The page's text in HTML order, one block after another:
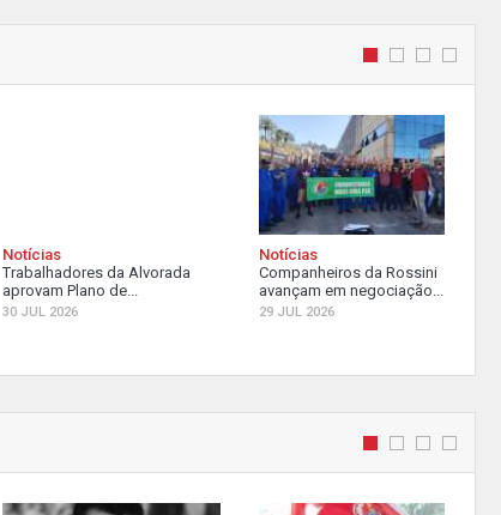
Notícias
Trabalhadores da Alvorada
aprovam Plano de...
30 JUL 2026
Notícias
Companheiros da Rossini
avançam em negociação...
29 JUL 2026